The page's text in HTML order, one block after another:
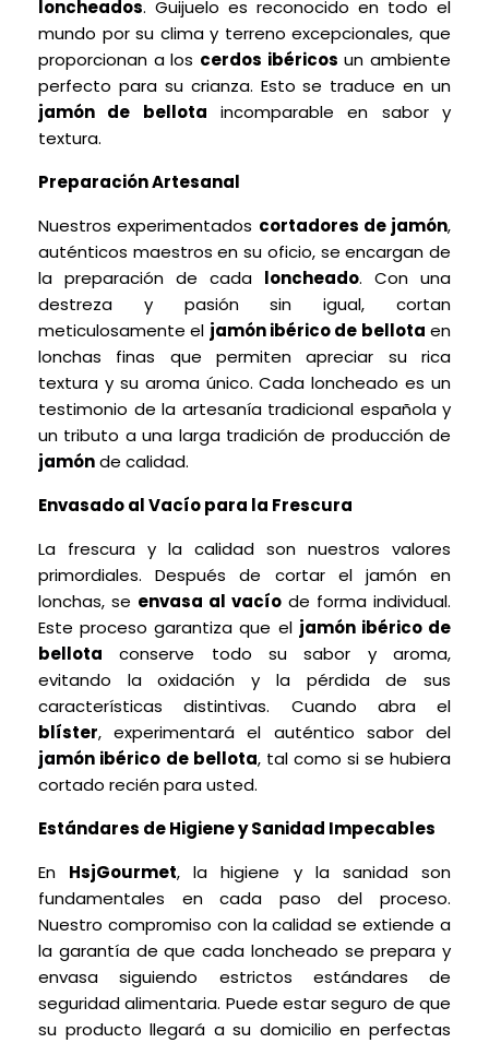
loncheados. Guijuelo es reconocido en todo el
mundo por su clima y terreno excepcionales, que
proporcionan a los cerdos ibéricos un ambiente
perfecto para su crianza. Esto se traduce en un
jamón de bellota incomparable en sabor y
textura.
Preparación Artesanal
Nuestros experimentados cortadores de jamón,
auténticos maestros en su oficio, se encargan de
la preparación de cada loncheado. Con una
destreza y pasión sin igual, cortan
meticulosamente el jamón ibérico de bellota en
lonchas finas que permiten apreciar su rica
textura y su aroma único. Cada loncheado es un
testimonio de la artesanía tradicional española y
un tributo a una larga tradición de producción de
jamónde calidad.
Envasado al Vacío para la Frescura
La frescura y la calidad son nuestros valores
primordiales. Después de cortar el jamón en
lonchas, se envasa al vacío de forma individual.
Este proceso garantiza que el jamón ibérico de
bellota conserve todo su sabor y aroma,
evitando la oxidación y la pérdida de sus
características distintivas. Cuando abra el
blíster, experimentará el auténtico sabor del
jamón ibérico de bellota, tal como si se hubiera
cortado recién para usted.
Estándares de Higiene y Sanidad Impecables
En HsjGourmet, la higiene y la sanidad son
fundamentales en cada paso del proceso.
Nuestro compromiso con la calidad se extiende a
la garantía de que cada loncheado se prepara y
envasa siguiendo estrictos estándares de
seguridad alimentaria. Puede estar seguro de que
su producto llegará a su domicilio en perfectas